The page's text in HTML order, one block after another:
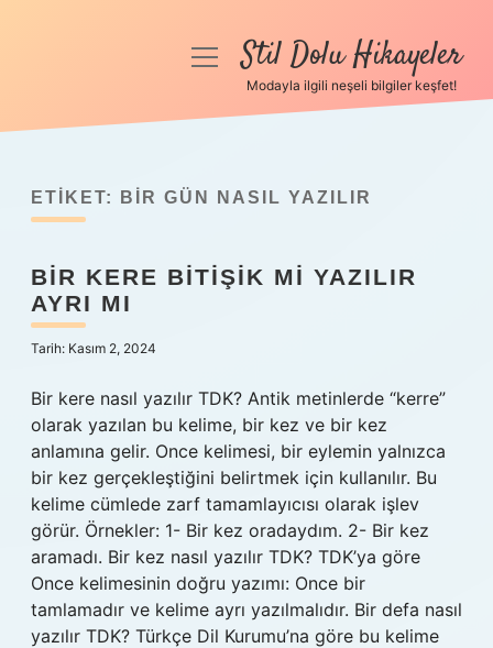
Anasayfa
Yasal Uyarı
Hakkımızda
menüyüStil Dolu Hikayeler
Modayla ilgili neşeli bilgiler keşfet!
ETIKET: BIR GÜN NASIL YAZILIR
BIR KERE BITIŞIK MI YAZILIR
AYRI MI
Tarih: Kasım 2, 2024
Bir kere nasıl yazılır TDK? Antik metinlerde “kerre”
olarak yazılan bu kelime, bir kez ve bir kez
anlamına gelir. Once kelimesi, bir eylemin yalnızca
bir kez gerçekleştiğini belirtmek için kullanılır. Bu
kelime cümlede zarf tamamlayıcısı olarak işlev
görür. Örnekler: 1- Bir kez oradaydım. 2- Bir kez
aramadı. Bir kez nasıl yazılır TDK? TDK’ya göre
Once kelimesinin doğru yazımı: Once bir
tamlamadır ve kelime ayrı yazılmalıdır. Bir defa nasıl
yazılır TDK? Türkçe Dil Kurumu’na göre bu kelime